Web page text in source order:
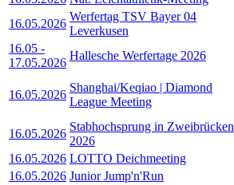
16.05.2026
Werfertag TSV Bayer 04
Leverkusen
16.05 -
17.05.2026
Hallesche Werfertage 2026
16.05.2026
Shanghai/Keqiao | Diamond
League Meeting
16.05.2026
Stabhochsprung in Zweibrücken
2026
16.05.2026 LOTTO Deichmeeting
16.05.2026 Junior Jump'n'Run